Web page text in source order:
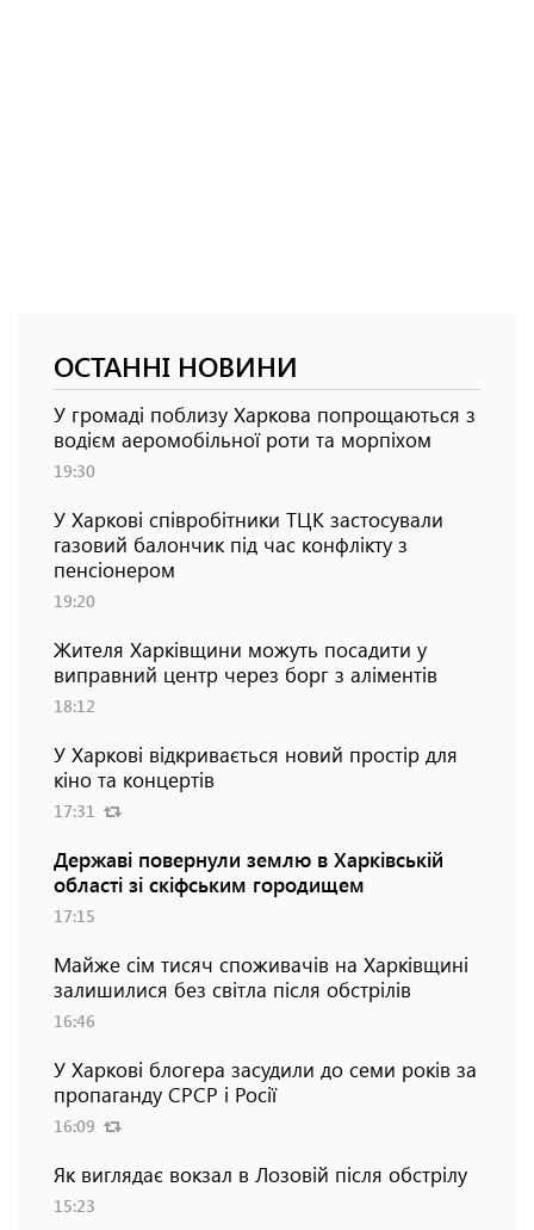
ОСТАННІ НОВИНИ
У громаді поблизу Харкова попрощаються з
водієм аеромобільної роти та морпіхом
19:30
У Харкові співробітники ТЦК застосували
газовий балончик під час конфлікту з
пенсіонером
19:20
Жителя Харківщини можуть посадити у
виправний центр через борг з аліментів
18:12
У Харкові відкривається новий простір для
кіно та концертів
17:31
Державі повернули землю в Харківській
області зі скіфським городищем
17:15
Майже сім тисяч споживачів на Харківщині
залишилися без світла після обстрілів
16:46
У Харкові блогера засудили до семи років за
пропаганду СРСР і Росії
16:09
Як виглядає вокзал в Лозовій після обстрілу
15:23